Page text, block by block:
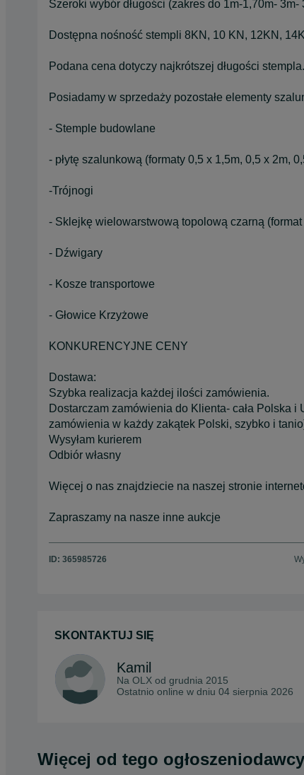
Szeroki wybór długości (zakres do 1m-1,70m-
Dostępna nośność stempli 8KN, 10 KN, 12KN,
Podana cena dotyczy najkrótszej długości stempla.
Posiadamy w sprzedaży pozostałe elementy
- Stemple budowlane
- płytę szalunkową (formaty 0,5 x 1,5m, 0,5 x 2m,
-Trójnogi
- Sklejkę wielowarstwową topolową czarną (format
- Dźwigary
- Kosze transportowe
- Głowice Krzyżowe
KONKURENCYJNE CENY
Dostawa:
Szybka realizacja każdej ilości zamówienia.
Dostarczam zamówienia do Klienta- cała Polska
zamówienia w każdy zakątek Polski, szybko i
Wysyłam kurierem
Odbiór własny
Więcej o nas znajdziecie na naszej stronie
Zapraszamy na nasze inne aukcje
ID: 365985726
SKONTAKTUJ SIĘ
Kamil
Na OLX od grudnia 2015
Ostatnio online w dniu 04 sierpnia 2026
Więcej od tego ogłoszeniodawcy